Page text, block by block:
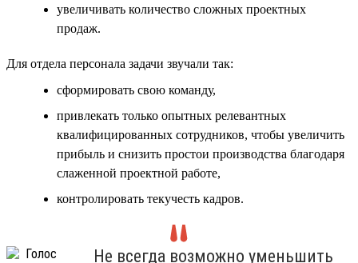
увеличивать количество сложных проектных
продаж.
Для отдела персонала задачи звучали так:
сформировать свою команду,
привлекать только опытных релевантных
квалифицированных сотрудников, чтобы увеличить
прибыль и снизить простои производства благодаря
слаженной проектной работе,
контролировать текучесть кадров.
Не всегда возможно уменьшить